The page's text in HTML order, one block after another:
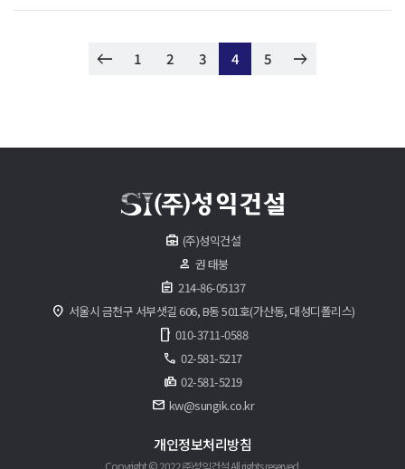
keyboard_backspace 1 2 3 4 5 arrow_right_alt
business_center (주)성익건설
person 권 태붕
assignment 214-86-05137
location_on 서울시 금천구 서부샛길 606, B동 501호(가산동, 대성디폴리스)
smartphone 010-3711-0588
call 02-581-5217
fax 02-581-5219
mail kw@sungik.co.kr
Copyright © 2022 ㈜성익건설 All rights reserved.
개인정보처리방침